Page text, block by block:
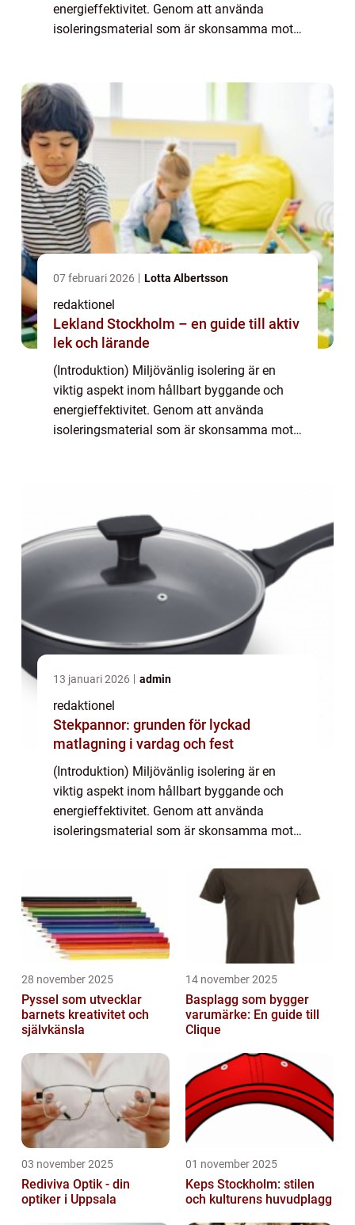
energieffektivitet. Genom att använda
isoleringsmaterial som är skonsamma mot
Denna ...
07 februari 2026 Lotta Albertsson
redaktionel
Lekland Stockholm – en guide till aktiv
lek och lärande
(Introduktion) Miljövänlig isolering är en
viktig aspekt inom hållbart byggande och
energieffektivitet. Genom att använda
isoleringsmaterial som är skonsamma mot
13 januari 2026 admin
redaktionel
Stekpannor: grunden för lyckad
matlagning i vardag och fest
(Introduktion) Miljövänlig isolering är en
viktig aspekt inom hållbart byggande och
energieffektivitet. Genom att använda
isoleringsmaterial som är skonsamma mot
och påverka klimatförändringar positivt.
28 november 2025
Pyssel som utvecklar
barnets kreativitet och
självkänsla
14 november 2025
Basplagg som bygger
varumärke: En guide till
Clique
03 november 2025
Rediviva Optik - din
optiker i Uppsala
01 november 2025
Keps Stockholm: stilen
och kulturens huvudplagg